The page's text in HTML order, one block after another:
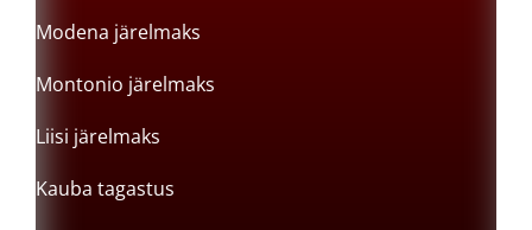
Modena järelmaks
Montonio järelmaks
Liisi järelmaks
Kauba tagastus